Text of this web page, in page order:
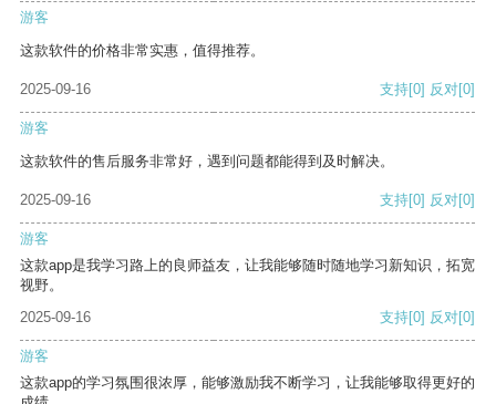
游客
这款软件的价格非常实惠，值得推荐。
2025-09-16 支持[0] 反对[0]
游客
这款软件的售后服务非常好，遇到问题都能得到及时解决。
2025-09-16 支持[0] 反对[0]
游客
这款app是我学习路上的良师益友，让我能够随时随地学习新知识，拓宽
视野。
2025-09-16
支持[0] 反对[0]
游客
这款app的学习氛围很浓厚，能够激励我不断学习，让我能够取得更好的